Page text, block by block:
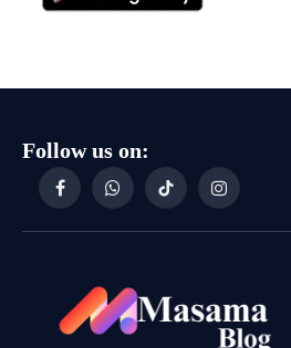
Follow us on:
FacebookWhatsAppTikTokInstagram